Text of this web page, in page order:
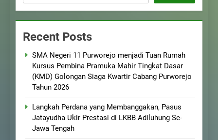
Recent Posts
SMA Negeri 11 Purworejo menjadi Tuan Rumah
Kursus Pembina Pramuka Mahir Tingkat Dasar
(KMD) Golongan Siaga Kwartir Cabang Purworejo
Tahun 2026
Langkah Perdana yang Membanggakan, Pasus
Jatayudha Ukir Prestasi di LKBB Adiluhung Se-
Jawa Tengah